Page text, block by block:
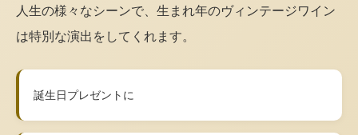
人生の様々なシーンで、生まれ年のヴィンテージワイン
は特別な演出をしてくれます。
誕生日プレゼントに